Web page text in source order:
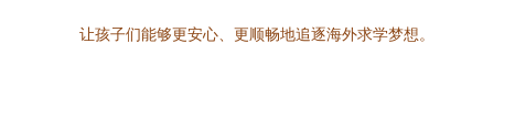
让孩子们能够更安心、更顺畅地追逐海外求学梦想。